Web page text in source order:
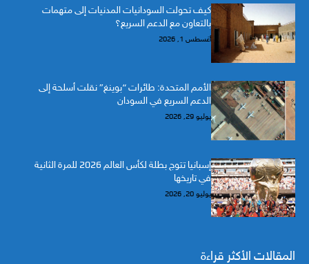
كيف تحولت السودانيات المدنيات إلى متهمات
بالتعاون مع الدعم السريع؟
أغسطس 1, 2026
الأمم المتحدة: طائرات “بوينغ” نقلت أسلحة إلى
الدعم السريع في السودان
يوليو 29, 2026
إسبانيا تتوج بطلة لكأس العالم 2026 للمرة الثانية
في تاريخها
يوليو 20, 2026
المقالات الأكثر قراءة